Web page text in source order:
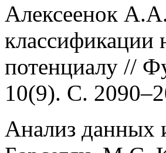
Алексеенок
классификации
потенциалу //
10(9). С.
Анализ данных